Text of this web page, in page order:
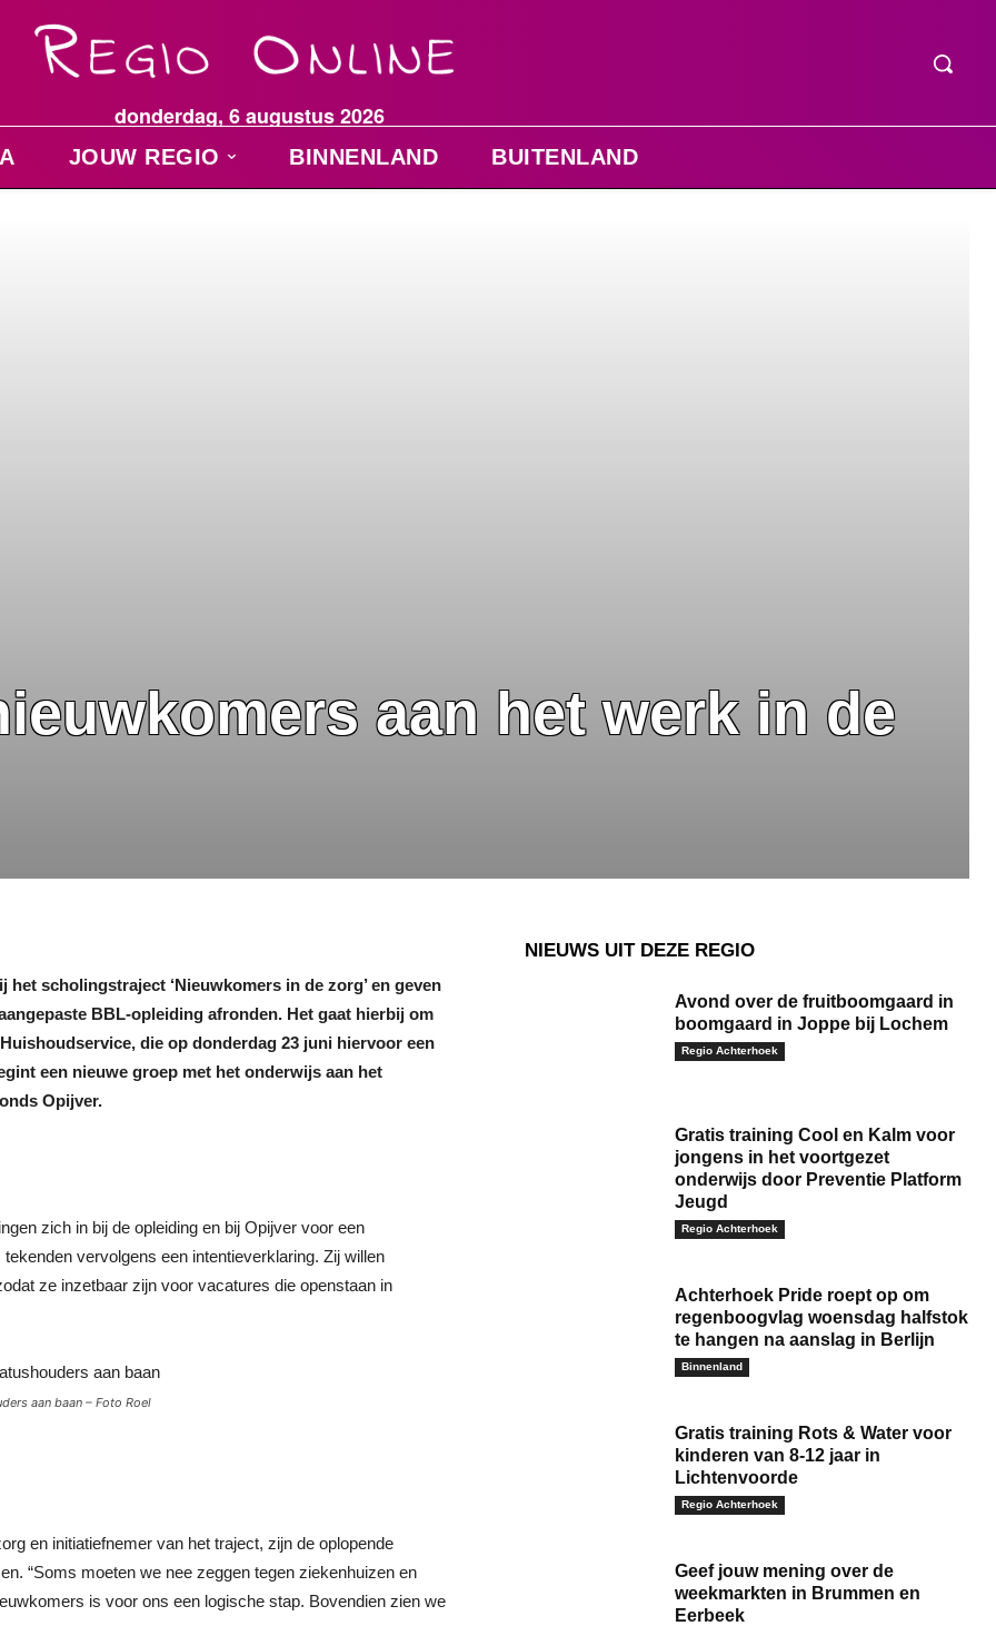
donderdag, 6 augustus 2026
JOUW REGIO BINNENLAND BUITENLAND
aan het werk in de
scholingstraject ‘Nieuwkomers in de zorg’ en geven
BBL-opleiding afronden. Het gaat hierbij om
die op donderdag 23 juni hiervoor een
een nieuwe groep met het onderwijs aan het
Opijver.
zich in bij de opleiding en bij Opijver voor een
vervolgens een intentieverklaring. Zij willen
ze inzetbaar zijn voor vacatures die openstaan in
aan baan – Foto Roel
en initiatiefnemer van het traject, zijn de oplopende
“Soms moeten we nee zeggen tegen ziekenhuizen en
is voor ons een logische stap. Bovendien zien we
NIEUWS UIT DEZE REGIO
Avond over de fruitboomgaard in
boomgaard in Joppe bij Lochem
Regio Achterhoek
Gratis training Cool en Kalm voor
jongens in het voortgezet
onderwijs door Preventie Platform
Jeugd
Regio Achterhoek
Achterhoek Pride roept op om
regenboogvlag woensdag halfstok
te hangen na aanslag in Berlijn
Binnenland
Gratis training Rots & Water voor
kinderen van 8-12 jaar in
Lichtenvoorde
Regio Achterhoek
Geef jouw mening over de
weekmarkten in Brummen en
Eerbeek